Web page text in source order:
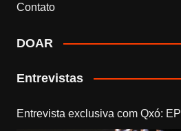
Contato
DOAR
Entrevistas
Entrevista exclusiva com Qxó: